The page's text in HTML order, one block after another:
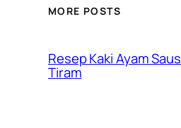
MORE POSTS
Resep Kaki Ayam Saus
Tiram